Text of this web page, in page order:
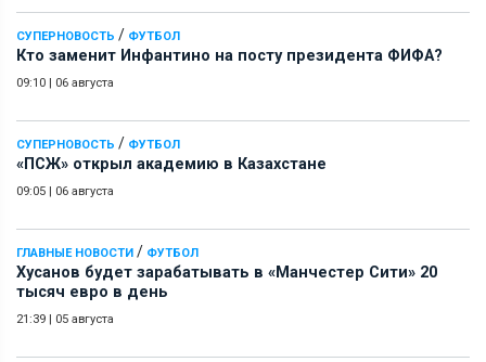
СУПЕРНОВОСТЬ / ФУТБОЛ
Кто заменит Инфантино на посту президента ФИФА?
09:10 06 августа
СУПЕРНОВОСТЬ / ФУТБОЛ
«ПСЖ» открыл академию в Казахстане
09:05 06 августа
ГЛАВНЫЕ НОВОСТИ / ФУТБОЛ
Хусанов будет зарабатывать в «Манчестер Сити» 20
тысяч евро в день
21:39 05 августа